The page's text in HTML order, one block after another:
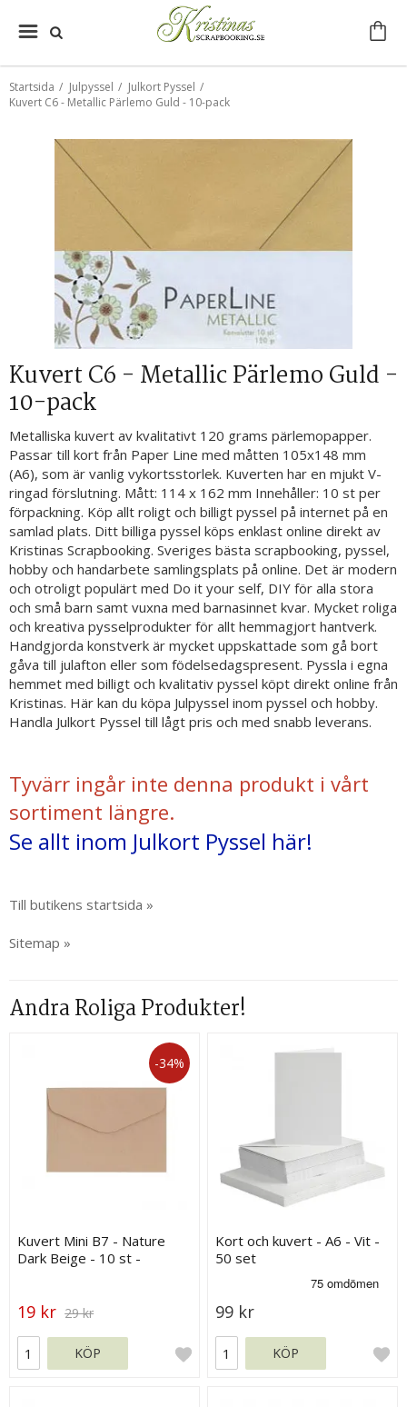
Startsida / Julpyssel / Julkort Pyssel /
Kuvert C6 - Metallic Pärlemo Guld - 10-pack
Kuvert C6 - Metallic Pärlemo Guld -
10-pack
Metalliska kuvert av kvalitativt 120 grams pärlemopapper.
Passar till kort från Paper Line med måtten 105x148 mm
(A6), som är vanlig vykortsstorlek. Kuverten har en mjukt V-
ringad förslutning. Mått: 114 x 162 mm Innehåller: 10 st per
förpackning. Köp allt roligt och billigt pyssel på internet på en
samlad plats. Ditt billiga pyssel köps enklast online direkt av
Kristinas Scrapbooking. Sveriges bästa scrapbooking, pyssel,
hobby och handarbete samlingsplats på online. Det är modern
och otroligt populärt med Do it your self, DIY för alla stora
och små barn samt vuxna med barnasinnet kvar. Mycket roliga
och kreativa pysselprodukter för allt hemmagjort hantverk.
Handgjorda konstverk är mycket uppskattade som gå bort
gåva till julafton eller som födelsedagspresent. Pyssla i egna
hemmet med billigt och kvalitativ pyssel köpt direkt online från
Kristinas. Här kan du köpa Julpyssel inom pyssel och hobby.
Handla Julkort Pyssel till lågt pris och med snabb leverans.
Tyvärr ingår inte denna produkt i vårt
sortiment längre.
Se allt inom Julkort Pyssel här!
Till butikens startsida »
Sitemap »
Andra Roliga Produkter!
-34%
Kuvert Mini B7 - Nature
Dark Beige - 10 st -
19 kr 29 kr
KÖP
Kort och kuvert - A6 - Vit -
50 set
99 kr
KÖP